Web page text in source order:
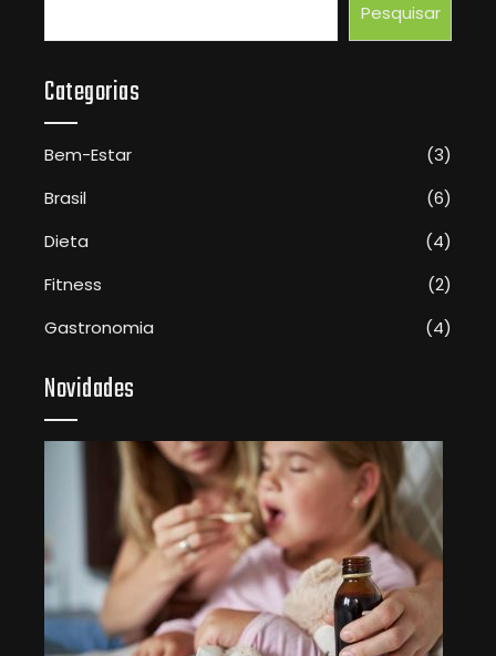
Pesquisar
Categorias
Bem-Estar
(3)
Brasil
(6)
Dieta
(4)
Fitness
(2)
Gastronomia
(4)
Novidades